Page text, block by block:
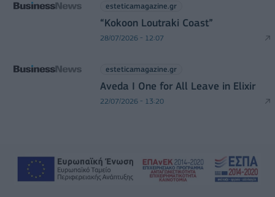
esteticamagazine.gr
“Kokoon Loutraki Coast”
28/07/2026 - 12:07
esteticamagazine.gr
Aveda I One for All Leave in Elixir
22/07/2026 - 13:20